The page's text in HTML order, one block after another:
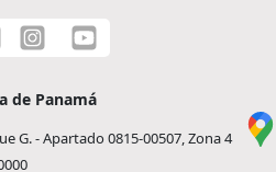
de Panamá
G. - Apartado 0815-00507, Zona 4